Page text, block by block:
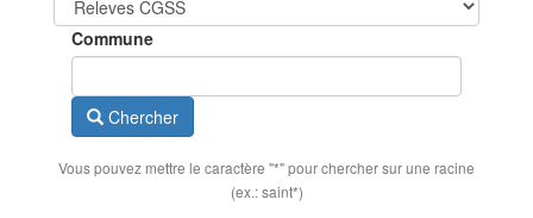
Commune
Chercher
Vous pouvez mettre le caractère "*" pour chercher sur une racine
(ex.: saint*)